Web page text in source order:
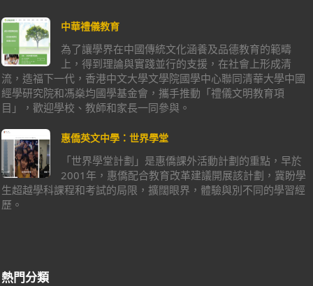
中華禮儀教育
為了讓學界在中國傳統文化涵養及品德教育的範疇
上，得到理論與實踐並行的支援，在社會上形成清
流，造福下一代，香港中文大學文學院國學中心聯同清華大學中國
經學研究院和馮燊均國學基金會，攜手推動「禮儀文明教育項
目」，歡迎學校、教師和家長一同參與。
惠僑英文中學：世界學堂
「世界學堂計劃」是惠僑課外活動計劃的重點，早於
2001年，惠僑配合教育改革建議開展該計劃，冀盼學
生超越學科課程和考試的局限，擴闊眼界，體驗與別不同的學習經
歷。
熱門分類